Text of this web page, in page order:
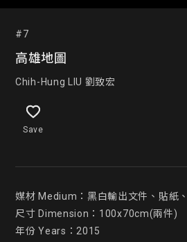
#7
高雄地圖
Chih-Hung LIU 劉致宏
Save
媒材 Medium：⿊白輸出文件、貼紙
尺寸 Dimension：100x70cm(兩件)
年份 Years：2015